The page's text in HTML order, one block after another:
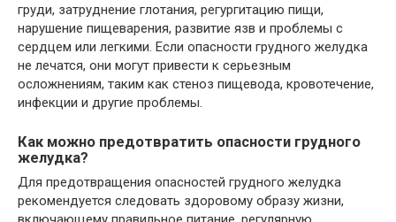
груди, затруднение глотания, регургитацию пищи,
нарушение пищеварения, развитие язв и проблемы с
сердцем или легкими. Если опасности грудного желудка
не лечатся, они могут привести к серьезным
осложнениям, таким как стеноз пищевода, кровотечение,
инфекции и другие проблемы.
Как можно предотвратить опасности грудного
желудка?
Для предотвращения опасностей грудного желудка
рекомендуется следовать здоровому образу жизни,